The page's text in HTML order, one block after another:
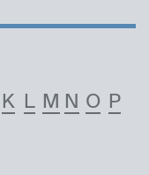
K L M N O P